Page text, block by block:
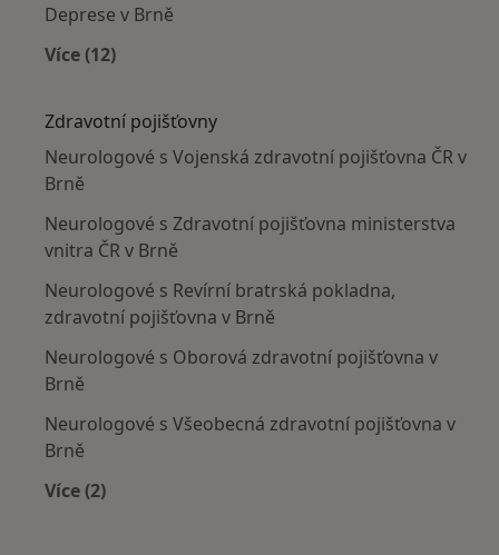
Deprese v Brně
Více (12)
Zdravotní pojišťovny
Neurologové s Vojenská zdravotní pojišťovna ČR v
Brně
Neurologové s Zdravotní pojišťovna ministerstva
vnitra ČR v Brně
Neurologové s Revírní bratrská pokladna,
zdravotní pojišťovna v Brně
Neurologové s Oborová zdravotní pojišťovna v
Brně
Neurologové s Všeobecná zdravotní pojišťovna v
Brně
Více (2)